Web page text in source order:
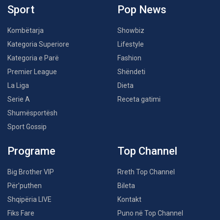
Sport
Kombëtarja
Kategoria Superiore
Kategoria e Parë
Premier League
La Liga
Serie A
Shumësportësh
Sport Gossip
Pop News
Showbiz
Lifestyle
Fashion
Shëndeti
Dieta
Receta gatimi
Programe
Big Brother VIP
Për’puthen
Shqipëria LIVE
Fiks Fare
Top Channel
Rreth Top Channel
Bileta
Kontakt
Puno në Top Channel